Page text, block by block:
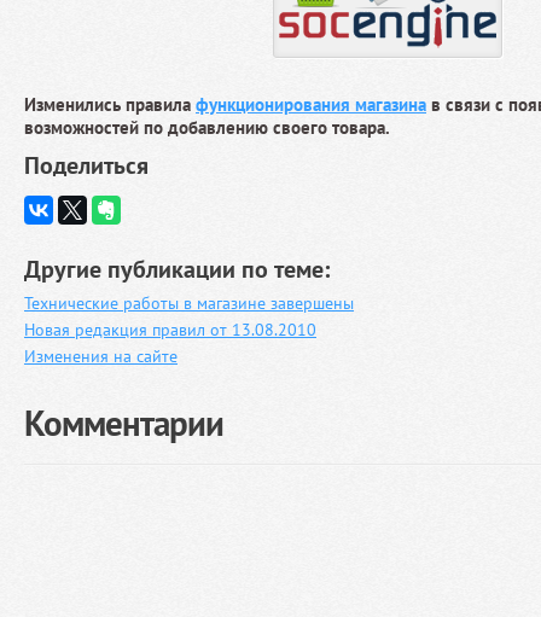
Изменились правила функционирования магазина в связи с
возможностей по добавлению своего товара.
Поделиться
Другие публикации по теме:
Технические работы в магазине завершены
Новая редакция правил от 13.08.2010
Изменения на сайте
Комментарии